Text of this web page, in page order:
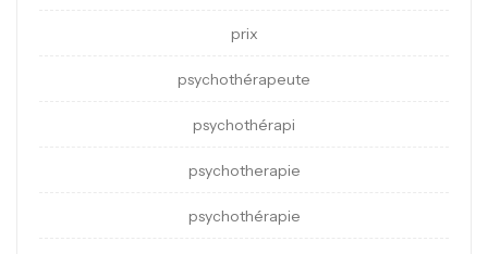
prix
psychothérapeute
psychothérapi
psychotherapie
psychothérapie